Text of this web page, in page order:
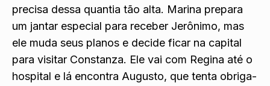
precisa dessa quantia tão alta. Marina prepara
um jantar especial para receber Jerônimo, mas
ele muda seus planos e decide ficar na capital
para visitar Constanza. Ele vai com Regina até o
hospital e lá encontra Augusto, que tenta obriga-